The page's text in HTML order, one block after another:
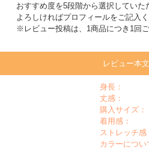
おすすめ度を5段階から選択していた
よろしければプロフィールをご記入く
※レビュー投稿は、1商品につき1回ご
レビュー本
身長：
丈感：
購入サイズ：
着用感：
ストレッチ感
カラーについ